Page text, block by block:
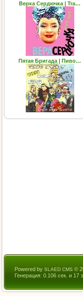
Верка Сердючка | Tra…
Пятая Бригада | Пиво…
Powered by SLAED CMS ©
Генерация: 0.106 сек. и 17